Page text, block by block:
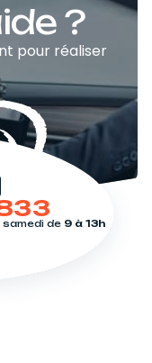
?
pour réaliser
samedi de 9 à 13h